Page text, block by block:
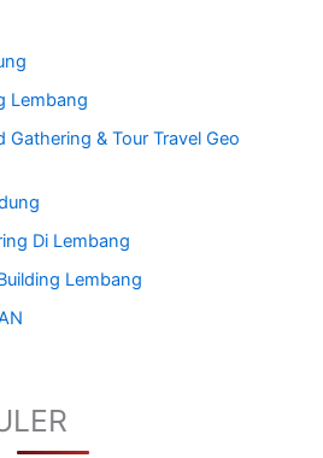
Lembang
Gathering & Tour Travel Geo
Di Lembang
Lembang